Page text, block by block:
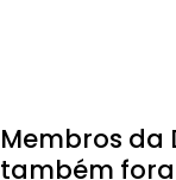
Membros da
também